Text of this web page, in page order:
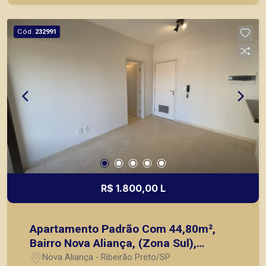
lançamentos da cidade de Ribeirão Preto.
Cód. 232991
R$ 1.800,00 L
Apartamento Padrão Com 44,80m²,
Bairro Nova Aliança, (Zona Sul),
Ribeirão Preto SP.
Nova Aliança - Ribeirão Preto/SP